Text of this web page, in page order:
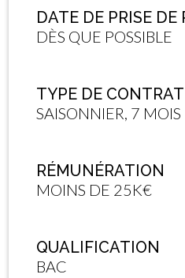
DATE DE PRISE DE
DÈS QUE POSSIBLE
TYPE DE
SAISONNIER, 7 MOIS
RÉMUNÉRATION
MOINS DE 25K€
QUALIFICATION
BAC